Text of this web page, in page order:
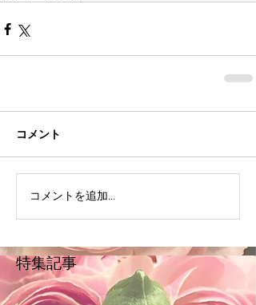
コメント
コメントを追加…
特集記事